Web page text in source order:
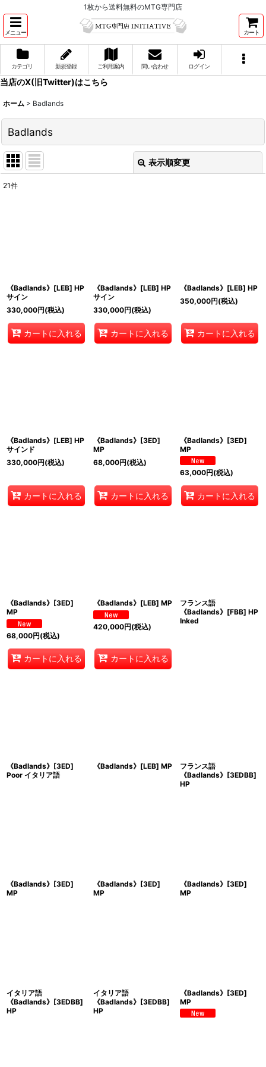
1枚から送料無料のMTG専門店
メニュー カート
カテゴリ 新規登録 ご利用案内 問い合わせ ログイン
当店のX(旧Twitter)はこちら
ホーム > Badlands
Badlands
表示順変更
21件
《Badlands》[LEB] HP
サイン
330,000円(税込)
カートに入れる
《Badlands》[LEB] HP
サイン
330,000円(税込)
カートに入れる
《Badlands》[LEB] HP
350,000円(税込)
カートに入れる
《Badlands》[LEB] HP
サインド
330,000円(税込)
カートに入れる
《Badlands》[3ED]
MP
68,000円(税込)
カートに入れる
《Badlands》[3ED]
MP
63,000円(税込)
カートに入れる
《Badlands》[3ED]
MP
68,000円(税込)
カートに入れる
《Badlands》[LEB] MP
420,000円(税込)
カートに入れる
フランス語
《Badlands》[FBB] HP
Inked
《Badlands》[3ED]
Poor イタリア語
《Badlands》[LEB] MP
フランス語
《Badlands》[3EDBB]
HP
《Badlands》[3ED]
MP
《Badlands》[3ED]
MP
《Badlands》[3ED]
MP
イタリア語
《Badlands》[3EDBB]
HP
イタリア語
《Badlands》[3EDBB]
HP
《Badlands》[3ED]
MP